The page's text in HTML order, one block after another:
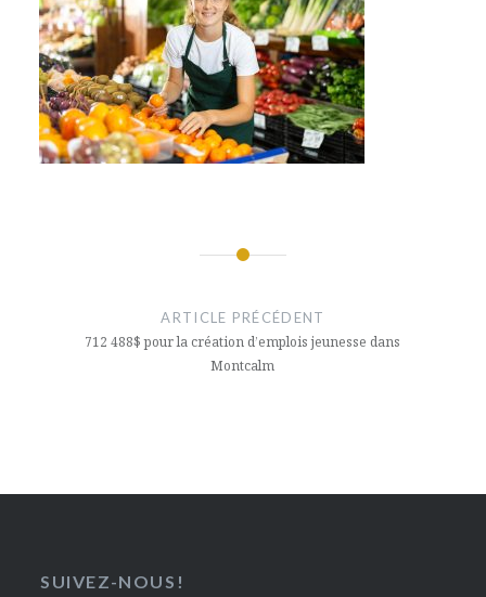
ARTICLE PRÉCÉDENT
712 488$ pour la création d’emplois jeunesse dans
Montcalm
SUIVEZ-NOUS!